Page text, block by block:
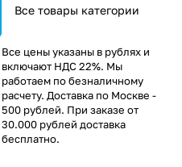
Все товары категории
Все цены указаны в рублях и
включают НДС 22%. Мы
работаем по безналичному
расчету. Доставка по Москве -
500 рублей. При заказе от
30.000 рублей доставка
бесплатно.